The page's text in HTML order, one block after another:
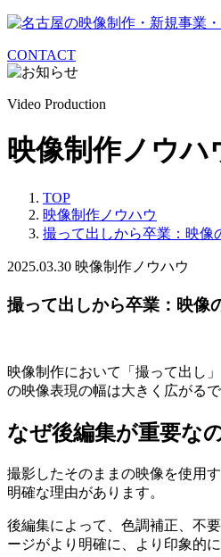
CONTACT
Video Production
映像制作ノウハ
TOP
映像制作ノウハウ
撮って出しから卒業：映像
2025.03.30 映像制作ノウハウ
撮って出しから卒業：映像
映像制作において「撮って出し
の映像表現の幅は大きく広がるで
なぜ後編集が重要な
撮影したそのままの映像を使用
明確な理由があります。
後編集によって、色調補正、不
ージがより明確に、より印象的